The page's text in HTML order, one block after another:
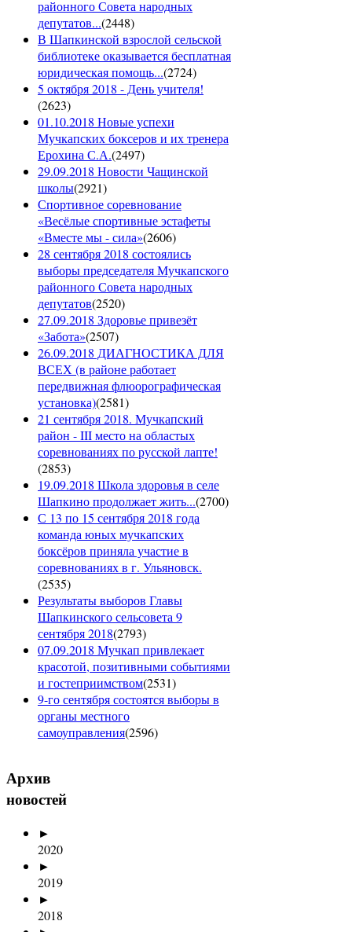
районного Совета народных
депутатов...(2448)
В Шапкинской взрослой сельской
библиотеке оказывается бесплатная
юридическая помощь...(2724)
5 октября 2018 - День учителя!
(2623)
01.10.2018 Новые успехи
Мучкапских боксеров и их тренера
Ерохина С.А.(2497)
29.09.2018 Новости Чащинской
школы(2921)
Спортивное соревнование
«Весёлые спортивные эстафеты
«Вместе мы - сила»(2606)
28 сентября 2018 состоялись
выборы председателя Мучкапского
районного Совета народных
депутатов(2520)
27.09.2018 Здоровье привезёт
«Забота»(2507)
26.09.2018 ДИАГНОСТИКА ДЛЯ
ВСЕХ (в районе работает
передвижная флюорографическая
установка)(2581)
21 сентября 2018. Мучкапский
район - III место на областых
соревнованиях по русской лапте!
(2853)
19.09.2018 Школа здоровья в селе
Шапкино продолжает жить...(2700)
С 13 по 15 сентября 2018 года
команда юных мучкапских
боксёров приняла участие в
соревнованиях в г. Ульяновск.
(2535)
Результаты выборов Главы
Шапкинского сельсовета 9
сентября 2018(2793)
07.09.2018 Мучкап привлекает
красотой, позитивными событиями
и гостеприимством(2531)
9-го сентября состоятся выборы в
органы местного
самоуправления(2596)
Архив
новостей
►
2020
►
2019
►
2018